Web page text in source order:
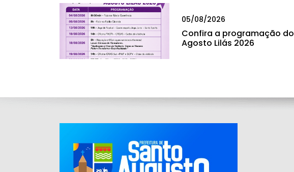
05/08/2026
Confira a programação do
Agosto Lilás 2026